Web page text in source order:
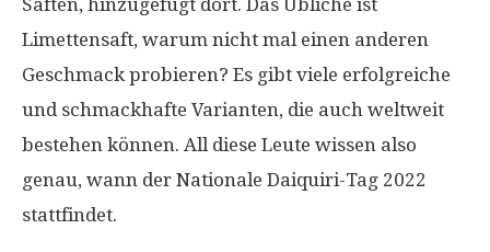
Limettensaft, warum nicht mal einen anderen
Geschmack probieren? Es gibt viele erfolgreiche
und schmackhafte Varianten, die auch weltweit
bestehen können. All diese Leute wissen also
genau, wann der Nationale Daiquiri-Tag 2022
stattfindet.